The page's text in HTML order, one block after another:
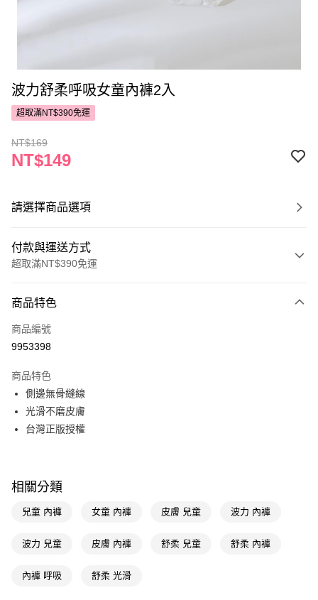
波力舒柔呼吸女童內褲2入
超取滿NT$390免運
NT$169
NT$149
請選擇商品選項
付款與運送方式
超取滿NT$390免運
POYA支付
信用卡一次付款
LINE Pay
Apple Pay
Google Pay
相關說明
便利好安心！
商品特色
商品編號
9953398
商品特色
側邊無骨縫線
光滑不磨皮膚
台灣正版授權
相關分類
兒童 內褲 女童 內褲 皮膚 兒童 波力 內褲
波力 兒童 皮膚 內褲 舒柔 兒童 舒柔 內褲
內褲 呼吸 舒柔 光滑